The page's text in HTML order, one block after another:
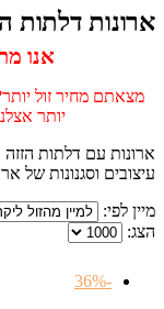
ארונות דלתות
אנו
מצאתם מחיר זול
יותר
ארונות עם דלתות הזזה
עיצובים וסגנונות של
מיין לפי:
הצג:
-36%